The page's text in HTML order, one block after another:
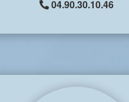
04.90.30.10.46